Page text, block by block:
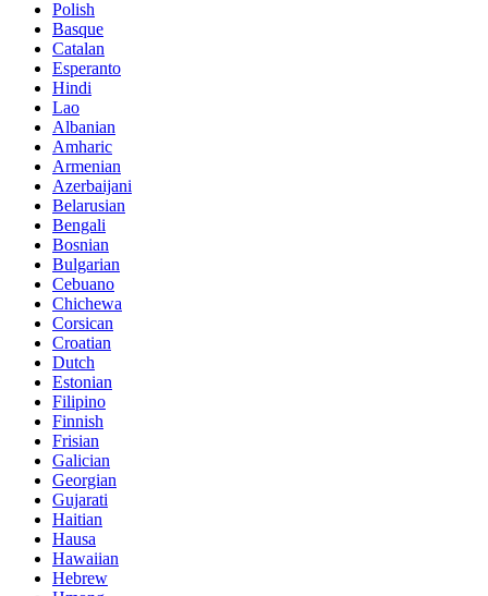
Polish
Basque
Catalan
Esperanto
Hindi
Lao
Albanian
Amharic
Armenian
Azerbaijani
Belarusian
Bengali
Bosnian
Bulgarian
Cebuano
Chichewa
Corsican
Croatian
Dutch
Estonian
Filipino
Finnish
Frisian
Galician
Georgian
Gujarati
Haitian
Hausa
Hawaiian
Hebrew